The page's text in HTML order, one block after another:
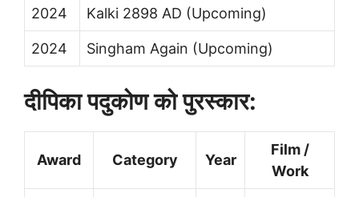
2024 Kalki 2898 AD (Upcoming)
2024 Singham Again (Upcoming)
दीपिका पदुकोण को पुरस्कार:
Award Category Year
Film /
Work